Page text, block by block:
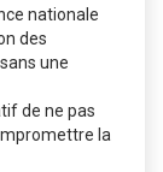
nationale
des
une
de ne pas
la